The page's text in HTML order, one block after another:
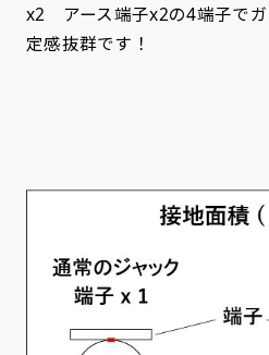
x2 アース端子x2の4端子で
定感抜群です！